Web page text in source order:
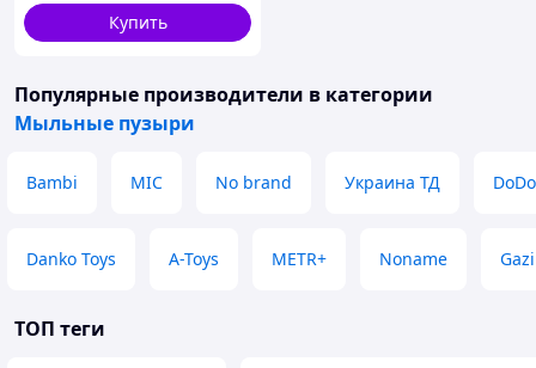
Купить
Популярные производители в категории
Мыльные пузыри
Bambi MIC No brand Украина ТД DoDo
Danko Toys A-Toys METR+ Noname
ТОП теги